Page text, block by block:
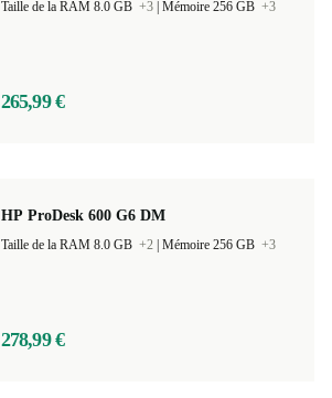
Taille de la RAM 8.0 GB +3 Mémoire 256 GB +3
265,99 €
HP ProDesk 600 G6 DM
Taille de la RAM 8.0 GB +2 Mémoire 256 GB +3
278,99 €